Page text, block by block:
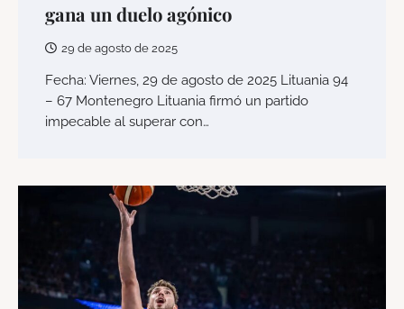
gana un duelo agónico
29 de agosto de 2025
Fecha: Viernes, 29 de agosto de 2025 Lituania 94
– 67 Montenegro Lituania firmó un partido
impecable al superar con…